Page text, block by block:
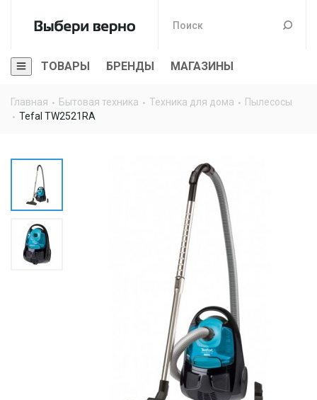
ТОВАРЫ БРЕНДЫ МАГАЗИНЫ
Главная Бытовая техника Техника для дома
Пылесосы
Tefal TW2521RA